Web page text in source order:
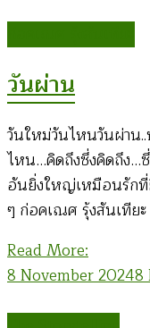
วันผ่าน
วันใหม่วันไหนวันผ่าน
ไหน…คิดถึงซึ่งคิดถึง…
อันยิ่งใหญ่เหมือนรักที่
ๆ ก่อคเณศ รุ้งสันเทียะ
Read More:
8 November 20248